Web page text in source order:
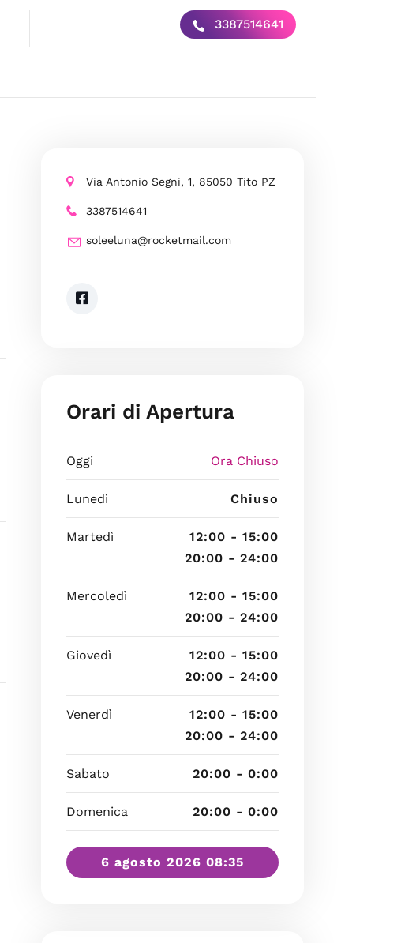
3387514641
Via Antonio Segni, 1, 85050 Tito PZ
3387514641
soleeluna@rocketmail.com
Orari di Apertura
Oggi Ora Chiuso
Lunedì Chiuso
Martedì
12:00 - 15:00
20:00 - 24:00
Mercoledì
12:00 - 15:00
20:00 - 24:00
Giovedì
12:00 - 15:00
20:00 - 24:00
Venerdì
12:00 - 15:00
20:00 - 24:00
Sabato 20:00 - 0:00
Domenica 20:00 - 0:00
6 agosto 2026 08:35